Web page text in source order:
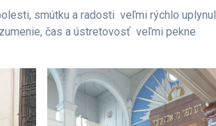
smútku a radosti veľmi rýchlo uplynul.
čas a ústretovosť veľmi pekne